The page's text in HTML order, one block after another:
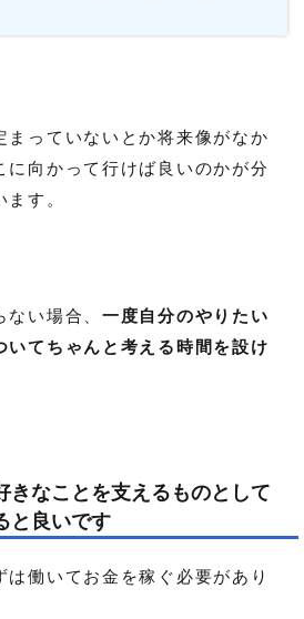
まっていないとか将来像がなか
に向かって行けば良いのかが分
す。
い場合、 一度自分のやりたい
いてちゃんと考える時間を設け
きなことを支えるものとして
と良いです
働いてお金を稼ぐ必要があり